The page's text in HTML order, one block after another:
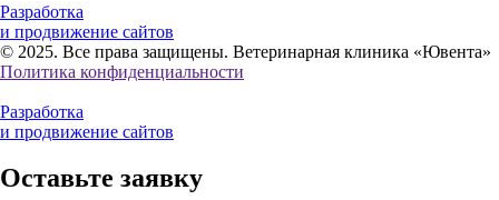
Разработка
и продвижение сайтов
© 2025. Все права защищены. Ветеринарная клиника «Ювента»
Политика конфиденциальности
Разработка
и продвижение сайтов
Оставьте заявку